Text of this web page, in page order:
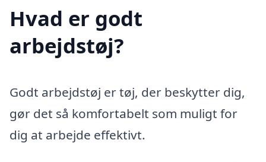
Hvad er godt
arbejdstøj?
Godt arbejdstøj er tøj, der beskytter dig,
gør det så komfortabelt som muligt for
dig at arbejde effektivt.